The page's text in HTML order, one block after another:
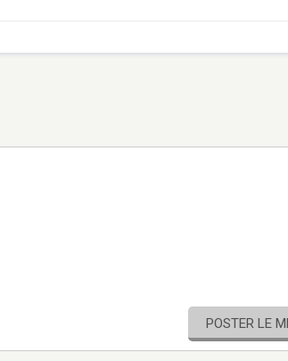
POSTER LE